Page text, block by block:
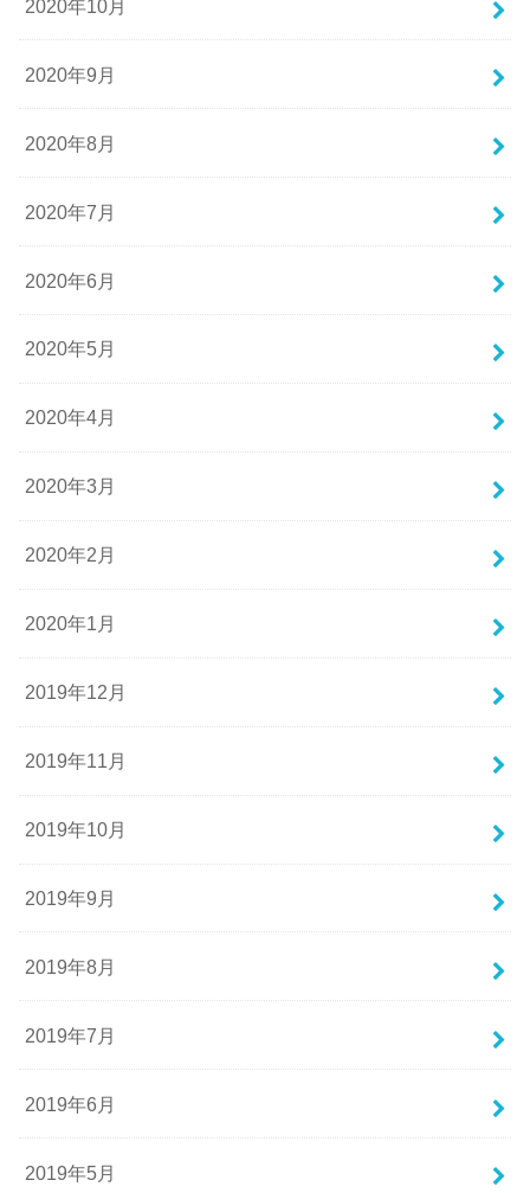
2020年10月
2020年9月
2020年8月
2020年7月
2020年6月
2020年5月
2020年4月
2020年3月
2020年2月
2020年1月
2019年12月
2019年11月
2019年10月
2019年9月
2019年8月
2019年7月
2019年6月
2019年5月